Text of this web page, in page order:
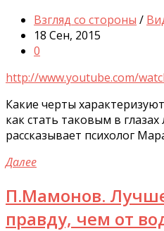
Взгляд со стороны /
18 Сен, 2015
0
http://www.youtube.com/
Какие черты
как стать таковым в
рассказывает психолог
Далее
П.Мамонов.
правду, чем от